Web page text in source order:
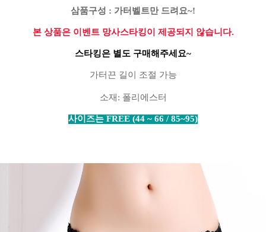
삼품구성 : 가터벨트만 드려요~!
본 상품은 이벤트 망사스타킹이 제공되지 않습니다.
스타킹은 별도 구매해주세요~
가터끈 길이 조절 가능
소재 : 폴리에스터
사이즈는 FREE (44 ~ 66 / 85~95)